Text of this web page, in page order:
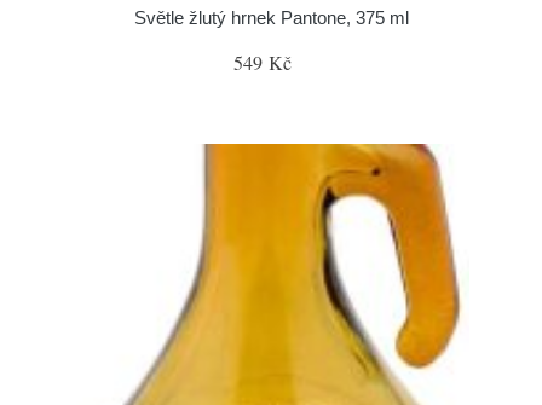
Světle žlutý hrnek Pantone, 375 ml
549 Kč